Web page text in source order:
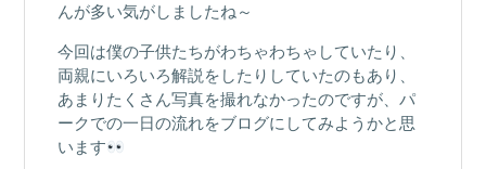
んが多い気がしましたね～
今回は僕の子供たちがわちゃわちゃしていたり、
両親にいろいろ解説をしたりしていたのもあり、
あまりたくさん写真を撮れなかったのですが、パ
ークでの一日の流れをブログにしてみようかと思
います